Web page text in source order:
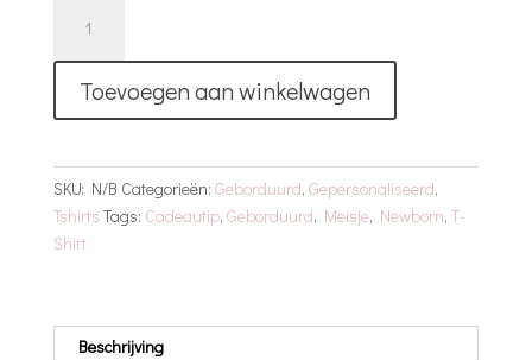
shirt
Airplane
Toevoegen aan winkelwagen
SKU: N/B Categorieën: Geborduurd, Gepersonaliseerd,
Tshirts Tags: Cadeautip, Geborduurd, Meisje, Newborn, T-
Shirt
Beschrijving